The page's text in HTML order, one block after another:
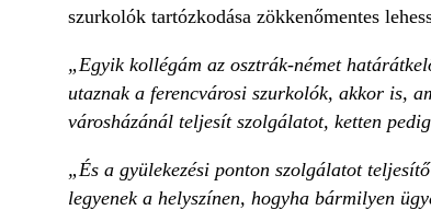
szurkolók tartózkodása zökkenőmentes
„Egyik kollégám az osztrák-német
utaznak a ferencvárosi szurkolók, akkor is,
városházánál teljesít szolgálatot, ketten
„És a gyülekezési ponton szolgálatot
legyenek a helyszínen, hogyha bármilyen